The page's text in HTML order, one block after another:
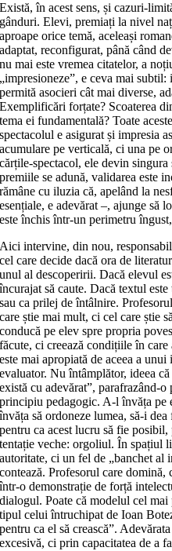
Există, în acest sens, și
gânduri. Elevi, premiați la nivel
aproape orice temă, aceleași
adaptat, reconfigurat, până când
nu mai este vremea citatelor, a
„impresioneze”, e ceva mai
permită asocieri cât mai diverse,
Exemplificări forțate? Scoaterea
tema ei fundamentală? Toate
spectacolul e asigurat și impresia
acumulare pe verticală, ci una pe
cărțile‑spectacol, ele devin
premiile se adună, validarea este
rămâne cu iluzia că, apelând la
esențiale, e adevărat –, ajunge să
este închis într‑un perimetru
Aici intervine, din nou,
cel care decide dacă ora de
unul al descoperirii. Dacă elevul
încurajat să caute. Dacă textul
sau ca prilej de întâlnire.
care știe mai mult, ci cel care știe
conducă pe elev spre propria
făcute, ci creează condițiile în
este mai apropiată de aceea a
evaluator. Nu întâmplător, ideea
există cu adevărat”,
principiu pedagogic. A‑l învăța pe
învăța să ordoneze lumea, să‑i
pentru ca acest lucru să fie
tentație veche: orgoliul. În spațiul
autoritate, ci un fel de „banchet al
contează. Profesorul care domină,
într‑o demonstrație de forță
dialogul. Poate că modelul cel
tipul celui întruchipat de Ioan
pentru ca el să crească”.
excesivă, ci prin capacitatea de a